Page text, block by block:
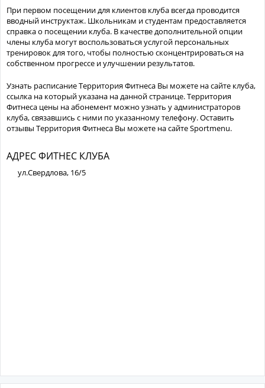
При первом посещении для клиентов клуба всегда проводится
вводный инструктаж. Школьникам и студентам предоставляется
справка о посещении клуба. В качестве дополнительной опции
члены клуба могут воспользоваться услугой персональных
тренировок для того, чтобы полностью сконцентрироваться на
собственном прогрессе и улучшении результатов.
Узнать расписание Территория Фитнеса Вы можете на сайте клуба,
ссылка на который указана на данной странице. Территория
Фитнеса цены на абонемент можно узнать у администраторов
клуба, связавшись с ними по указанному телефону. Оставить
отзывы Территория Фитнеса Вы можете на сайте Sportmenu.
АДРЕС ФИТНЕС КЛУБА
ул.Свердлова, 16/5